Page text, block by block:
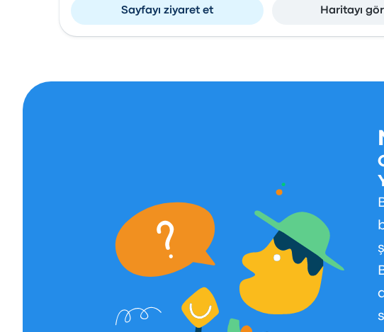
Sayfayı ziyaret et Haritayı